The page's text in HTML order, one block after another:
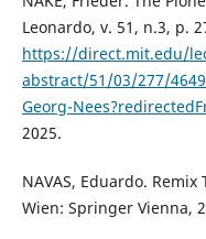
Leonardo, v. 51, n.3, p.
https://direct.mit.edu/
abstract/51/03/277/
Georg-
2025.
NAVAS, Eduardo.
Wien: Springer Vienna,